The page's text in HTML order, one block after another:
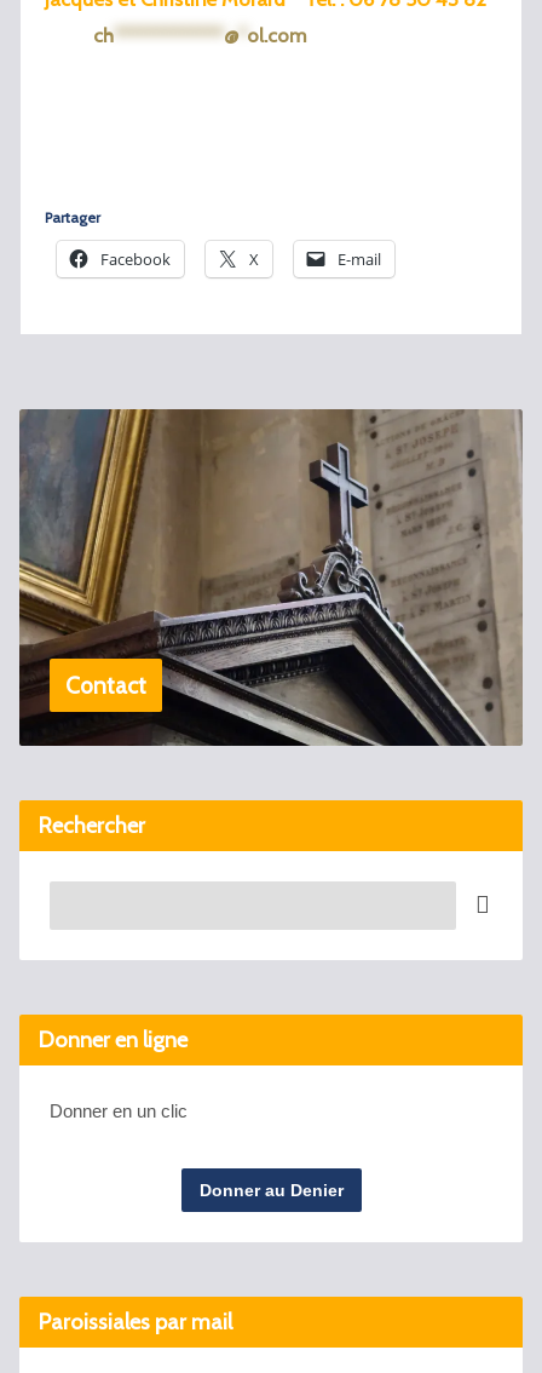
ch*************@* ol.com
Partager
Facebook X E-mail
Contact
Rechercher
Donner en ligne
Donner en un clic
Donner au Denier
Paroissiales par mail